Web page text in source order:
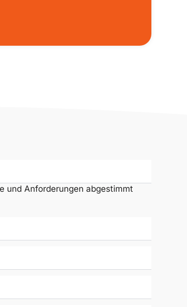
und Anforderungen abgestimmt